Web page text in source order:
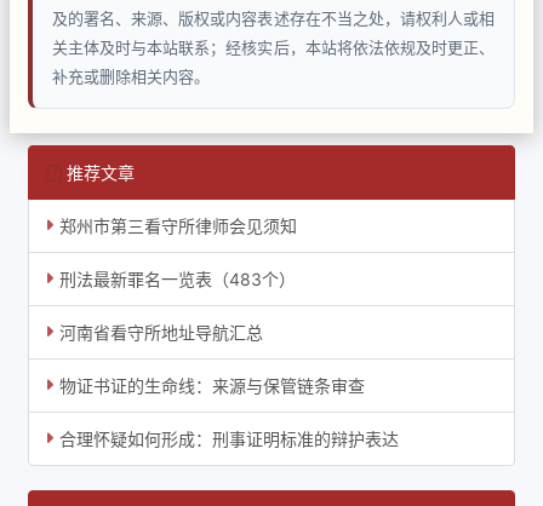
及的署名、来源、版权或内容表述存在不当之处，请权利人或相
关主体及时与本站联系；经核实后，本站将依法依规及时更正、
补充或删除相关内容。
推荐文章
郑州市第三看守所律师会见须知
刑法最新罪名一览表（483个）
河南省看守所地址导航汇总
物证书证的生命线：来源与保管链条审查
合理怀疑如何形成：刑事证明标准的辩护表达